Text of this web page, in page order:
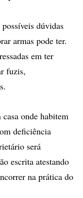
dúvidas
armas pode ter.
em ter
fuzis,
onde habitem
deficiência
será
escrita atestando
na prática do